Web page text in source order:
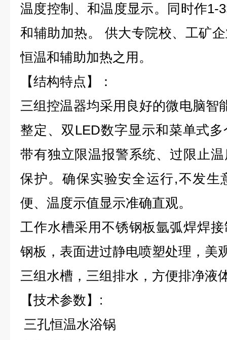
温度控制、和温度显示。同时作1-
和辅助加热。 供大专院校、工矿
恒温和辅助加热之用。
【结构特点】：
三组控温器均采用良好的微电脑智
整定、双LED数字显示和菜单式
带有独立限温报警系统、过限止
保护。确保实验安全运行,不发生
便、温度示值显示准确直观。
工作水槽采用不锈钢板氩弧焊焊
钢板，表面进过静电喷塑处理，美
三组水槽，三组排水，方便排净液
【技术参数】:
三孔恒温水浴锅